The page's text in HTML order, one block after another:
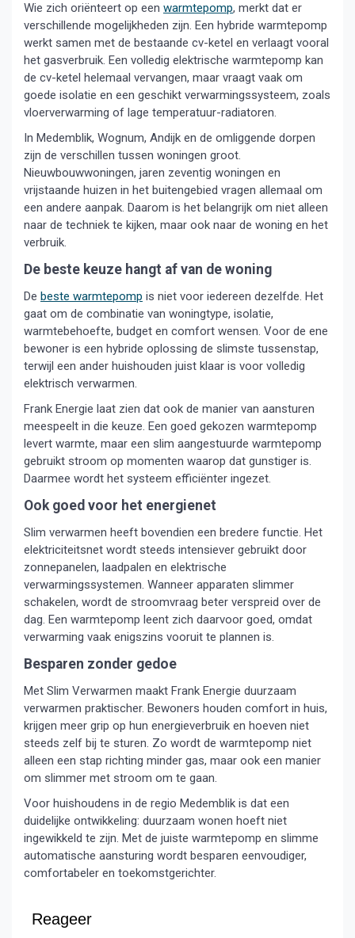
Wie zich oriënteert op een warmtepomp, merkt dat er
verschillende mogelijkheden zijn. Een hybride warmtepomp
werkt samen met de bestaande cv-ketel en verlaagt vooral
het gasverbruik. Een volledig elektrische warmtepomp kan
de cv-ketel helemaal vervangen, maar vraagt vaak om
goede isolatie en een geschikt verwarmingssysteem, zoals
vloerverwarming of lage temperatuur-radiatoren.
In Medemblik, Wognum, Andijk en de omliggende dorpen
zijn de verschillen tussen woningen groot.
Nieuwbouwwoningen, jaren zeventig woningen en
vrijstaande huizen in het buitengebied vragen allemaal om
een andere aanpak. Daarom is het belangrijk om niet alleen
naar de techniek te kijken, maar ook naar de woning en het
verbruik.
De beste keuze hangt af van de woning
De beste warmtepomp is niet voor iedereen dezelfde. Het
gaat om de combinatie van woningtype, isolatie,
warmtebehoefte, budget en comfort wensen. Voor de ene
bewoner is een hybride oplossing de slimste tussenstap,
terwijl een ander huishouden juist klaar is voor volledig
elektrisch verwarmen.
Frank Energie laat zien dat ook de manier van aansturen
meespeelt in die keuze. Een goed gekozen warmtepomp
levert warmte, maar een slim aangestuurde warmtepomp
gebruikt stroom op momenten waarop dat gunstiger is.
Daarmee wordt het systeem efficiënter ingezet.
Ook goed voor het energienet
Slim verwarmen heeft bovendien een bredere functie. Het
elektriciteitsnet wordt steeds intensiever gebruikt door
zonnepanelen, laadpalen en elektrische
verwarmingssystemen. Wanneer apparaten slimmer
schakelen, wordt de stroomvraag beter verspreid over de
dag. Een warmtepomp leent zich daarvoor goed, omdat
verwarming vaak enigszins vooruit te plannen is.
Besparen zonder gedoe
Met Slim Verwarmen maakt Frank Energie duurzaam
verwarmen praktischer. Bewoners houden comfort in huis,
krijgen meer grip op hun energieverbruik en hoeven niet
steeds zelf bij te sturen. Zo wordt de warmtepomp niet
alleen een stap richting minder gas, maar ook een manier
om slimmer met stroom om te gaan.
Voor huishoudens in de regio Medemblik is dat een
duidelijke ontwikkeling: duurzaam wonen hoeft niet
ingewikkeld te zijn. Met de juiste warmtepomp en slimme
automatische aansturing wordt besparen eenvoudiger,
comfortabeler en toekomstgerichter.
Reageer